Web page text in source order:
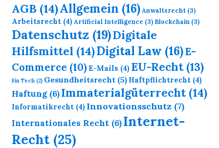
AGB (14)Allgemein (16)Anwaltsrecht (3)
Arbeitsrecht (4)Artificial Intelligence (3) Blockchain (3)
Datenschutz (19)Digitale
Hilfsmittel (14)Digital Law (16)E-
Commerce (10) E-Mails (4) EU-Recht(13)
Fin Tech (2) Gesundheitsrecht (5) Haftpflichtrecht (4)
Haftung(6)Immaterialgüterrecht(14)
Informatikrecht (4) Innovationsschutz (7)
Internationales Recht (6)Internet-
Recht (25)